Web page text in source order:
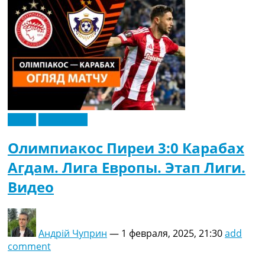
Олимпиакос Пиреи 3:0 Карабах
Агдам. Лига Европы. Этап Лиги.
Видео
Андрій Чуприн — 1 февраля, 2025, 21:30add
comment